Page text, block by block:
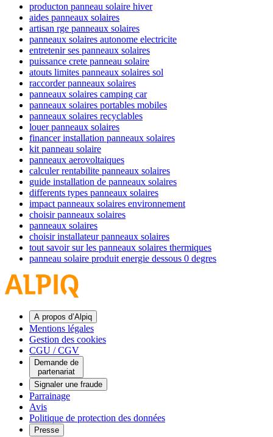
producton panneau solaire hiver
aides panneaux solaires
artisan rge panneaux solaires
panneaux solaires autonome electricite
entretenir ses panneaux solaires
puissance crete panneau solaire
atouts limites panneaux solaires sol
raccorder panneaux solaires
panneaux solaires camping car
panneaux solaires portables mobiles
panneaux solaires recyclables
louer panneaux solaires
financer installation panneaux solaires
kit panneau solaire
panneaux aerovoltaiques
calculer rentabilite panneaux solaires
guide installation de panneaux solaires
differents types panneaux solaires
impact panneaux solaires environnement
choisir panneaux solaires
panneaux solaires
choisir installateur panneaux solaires
tout savoir sur les panneaux solaires thermiques
panneau solaire produit energie dessous 0 degres
A propos d’Alpiq
Mentions légales
Gestion des cookies
CGU / CGV
Demande de
partenariat
Signaler une fraude
Parrainage
Avis
Politique de protection des données
Presse